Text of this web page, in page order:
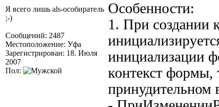
Я всего лишь als-особиратель
;-)
Сообщений: 2487
Местоположение: Уфа
Зарегистрирован: 18. Июля
2007
Пол:
Особенности:
1. При создании
инициализации
контекст формы,
принудительном